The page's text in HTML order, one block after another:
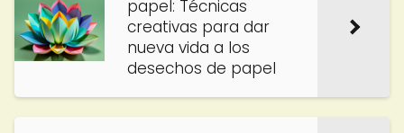
papel: Técnicas
creativas para dar
nueva vida a los
desechos de papel